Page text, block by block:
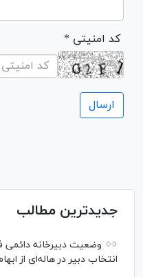
* کد امنیتی
جدیدترین مطالب
وضعیت دبیرخانه
انتخاب دبیر در هاله‌ای از